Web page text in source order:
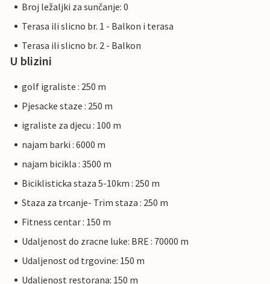
Broj ležaljki za sunčanje: 0
Terasa ili slicno br. 1 - Balkon i terasa
Terasa ili slicno br. 2 - Balkon
U blizini
golf igraliste : 250 m
Pjesacke staze : 250 m
igraliste za djecu : 100 m
najam barki : 6000 m
najam bicikla : 3500 m
Biciklisticka staza 5-10km : 250 m
Staza za trcanje- Trim staza : 250 m
Fitness centar : 150 m
Udaljenost do zracne luke: BRE : 70000 m
Udaljenost od trgovine: 150 m
Udaljenost restorana: 150 m